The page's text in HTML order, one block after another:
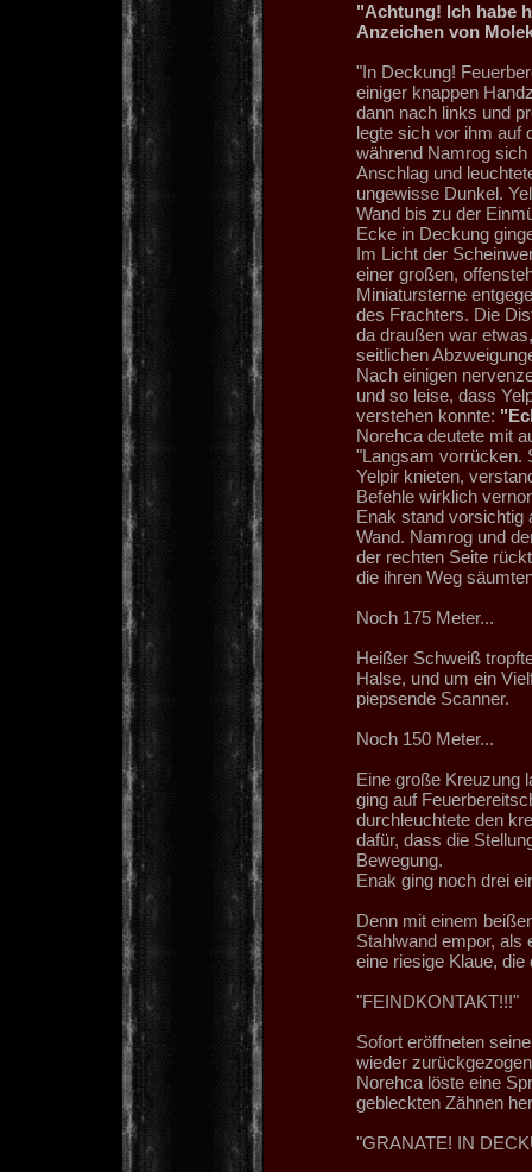
"Achtung! Ich habe
Anzeichen von
"In Deckung!
einiger knappen
dann nach links und
legte sich vor ihm auf
während Namrog sich
Anschlag und
ungewisse Dunkel.
Wand bis zu der
Ecke in Deckung
Im Licht der
einer großen,
Miniatursterne
des Frachters. Die
da draußen war
seitlichen
Nach einigen
und so leise, dass
verstehen konnte:
Norehca deutete mit
"Langsam vorrücken.
Yelpir knieten,
Befehle wirklich
Enak stand vorsichtig
Wand. Namrog und
der rechten Seite
die ihren Weg
Noch 175 Meter...
Heißer Schweiß
Halse, und um ein
piepsende Scanner.
Noch 150 Meter...
Eine große Kreuzung
ging auf
durchleuchtete den
dafür, dass die
Bewegung.
Enak ging noch drei
Denn mit einem
Stahlwand empor, als
eine riesige Klaue,
"FEINDKONTAKT!!!"
Sofort eröffneten
wieder
Norehca löste eine
gebleckten Zähnen
"GRANATE! IN